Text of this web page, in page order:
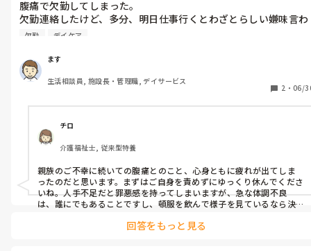
腹痛で欠勤してしまった。
欠勤連絡したけど、多分、明日仕事行くとわざとらしい嫌味言わ
れると思うと…電話に出た職員の受答えが。
これって、職場の者からすると怠け者のズル休みって捉えられて
ますかね？
先週、親族の不幸あり２日連続半日出勤があり。
が…しんどいです。
欠勤 デイケア
ます
生活相談員, 施設長・管理職, デイサービス
2 ・ 06/
チロ
介護福祉士, 従来型特養
親族のご不幸に続いての腹痛とのこと、心身ともに疲れが出てしま
ったのだと思います。まずはご自身を責めずにゆっくり休んでくださ
いね。人手不足だと罪悪感を持ってしまいますが、急な体調不良
は、誰にでもあることですし、頓服を飲んで様子を見ているなら決
しました　と一言添えて、いつも通り業務をこなせば周囲の目も自然
回答をもっと見る